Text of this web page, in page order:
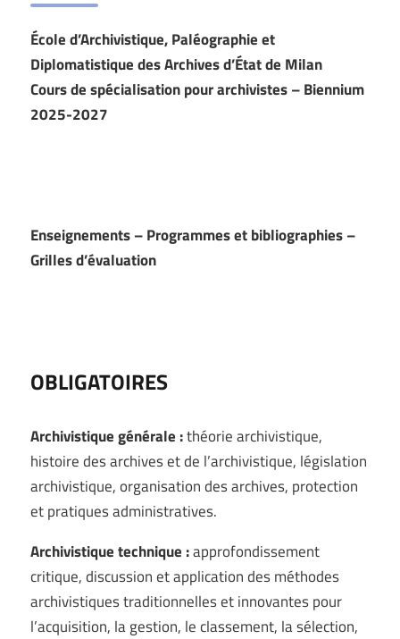
École d’Archivistique, Paléographie et
Diplomatistique des Archives d’État de Milan
Cours de spécialisation pour archivistes – Biennium
2025-2027
Enseignements – Programmes et bibliographies –
Grilles d’évaluation
OBLIGATOIRES
Archivistique générale :théorie archivistique,
histoire des archives et de l’archivistique, législation
archivistique, organisation des archives, protection
et pratiques administratives.
Archivistique technique :approfondissement
critique, discussion et application des méthodes
archivistiques traditionnelles et innovantes pour
l’acquisition, la gestion, le classement, la sélection,